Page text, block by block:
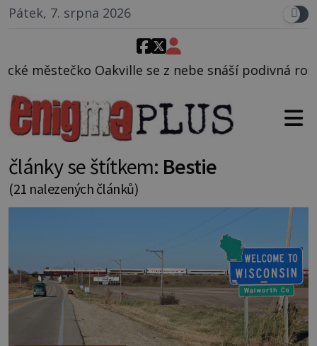
Pátek, 7. srpna 2026
se z nebe snáší podivná rosolovitá látka
články se štítkem: Bestie
(21 nalezených článků)